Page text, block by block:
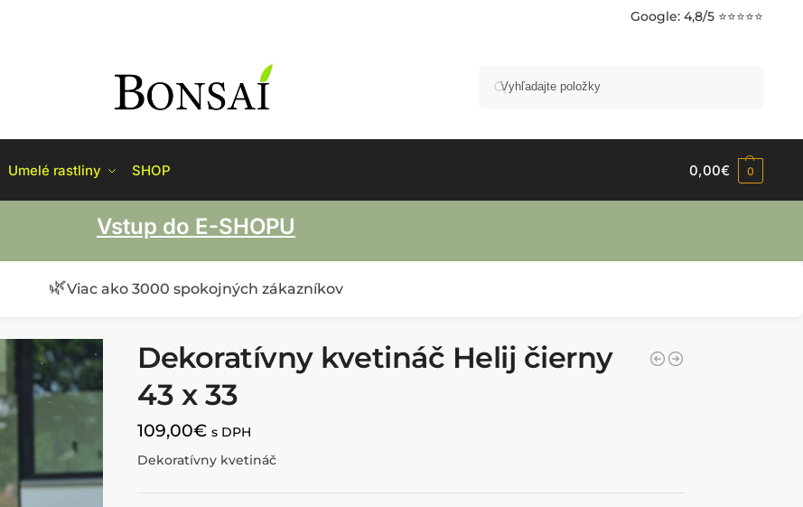
Google: 4,8/5 ⭐⭐⭐⭐⭐
Umelé rastliny SHOP 0,00€ 0
Vstup do E-SHOPU
🌿Viac ako 3000 spokojných zákazníkov
Dekoratívny kvetináč Helij čierny
43 x 33
109,00€ s DPH
Dekoratívny kvetináč